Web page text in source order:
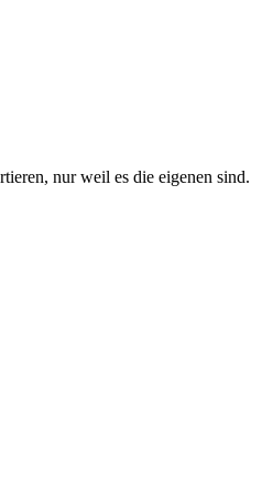
nur weil es die eigenen sind.